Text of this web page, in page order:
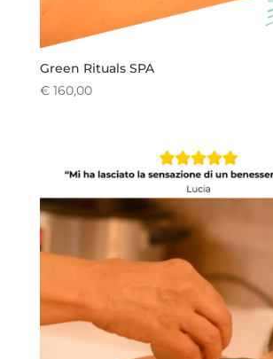
Green Rituals SPA
€160,00